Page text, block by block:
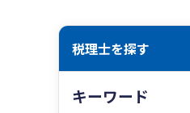
税理士を探す
キーワード